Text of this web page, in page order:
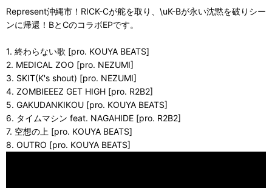
Represent沖縄市！RICK-Cが舵を取り、\uK-Bが永い沈黙を破りシー
ンに帰還！BとCのコラボEPです。
1. 終わらない歌 [pro. KOUYA BEATS]
2. MEDICAL ZOO [pro. NEZUMI]
3. SKIT(K's shout) [pro. NEZUMI]
4. ZOMBIEEEZ GET HIGH [pro. R2B2]
5. GAKUDANKIKOU [pro. KOUYA BEATS]
6. タイムマシン feat. NAGAHIDE [pro. R2B2]
7. 空想の上 [pro. KOUYA BEATS]
8. OUTRO [pro. KOUYA BEATS]